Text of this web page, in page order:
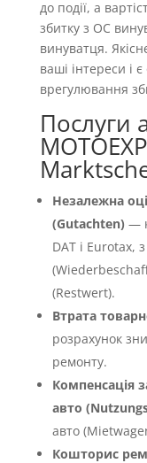
до події, а
збитку з OC
винуватця.
ваші інтереси і
врегулювання
Послуги
Незалежна
(Gutachten) —
DAT і Eurotax,
(Restwert).
Втрата
розрахунок
ремонту.
Компенсація
авто
авто
Кошторис